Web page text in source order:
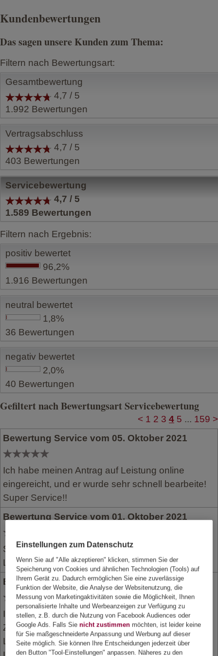
Kundenbewertungen
Das sagen unsere Kunden zum Thema:
Filtern nach Bewertungsart:
Gesamtbewertung
4,7 / 5
1.992 Bewertungen
Vertragsabschluss
4,7 / 5
403 Bewertungen
Servicebewertung
4,7 / 5
1.589 Bewertungen
Filtern nach Ergebnis:
positiv bewertet
96,2%
1.916 Bewertungen
neutral bewertet
1,8%
36 Bewertungen
negativ bewertet
2,0%
40 Bewertungen
Gefiltert nach Bewertungsart Servicebewertung
< 1 2 3 4 5 ... 159 >
Bewertung Service vom 05. Oktober 2021
Ich habe meinen Antrag auf Leistung online
eingereicht, und er wurde sehr schnell bearbeite!
Super Service!!
Bewertung Service vom 01. Oktober 2021
Schnelle bearbeitung und erledigt der
Leistungsabrechnung
Bewertung Service vom 26. September 2021
Innerhalb einer Woche nach postalischer
Zusendung der Bescheinigung war der
Leistungsbetrag auf dem Konto eingegangen. Die
Einstellungen zum Datenschutz
Wenn Sie auf "Alle akzeptieren" klicken, stimmen Sie der
Speicherung von Cookies und ähnlichen Technologien (Tools) auf
Ihrem Gerät zu. Dadurch ermöglichen Sie eine zuverlässige
Funktion der Website, die Analyse der Websitenutzung, die
Messung von Marketingaktivitäten sowie die Möglichkeit, Ihnen
personalisierte Inhalte und Werbeanzeigen zur Verfügung zu
stellen, z.B. durch die Nutzung von Facebook Audiences oder
Google Ads. Falls Sienicht zustimmen möchten, ist leider keine
für Sie maßgeschneiderte Anpassung und Werbung auf dieser
Seite möglich. Sie können Ihre Entscheidungen jederzeit über
den Button "Tool-Einstellungen" anpassen. Näheres zu den